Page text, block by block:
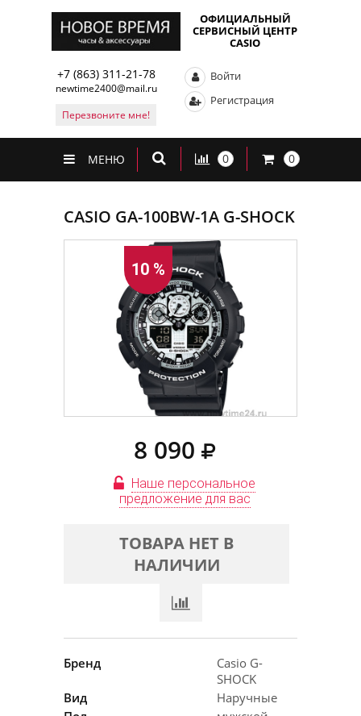
ОФИЦИАЛЬНЫЙ
СЕРВИСНЫЙ ЦЕНТР
CASIO
+7 (863) 311-21-78
newtime2400@mail.ru
Перезвоните мне!
Войти
Регистрация
МЕНЮ 0 0
CASIO GA-100BW-1A G-SHOCK
10 %
8 090
Наше персональное
предложение для вас
ТОВАРА НЕТ В
НАЛИЧИИ
Бренд
Casio G-
SHOCK
Вид
Наручные